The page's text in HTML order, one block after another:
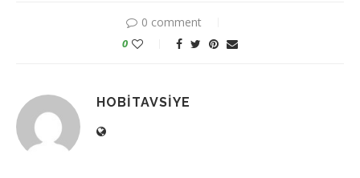
0 comment
0
HOBITAVSIYE